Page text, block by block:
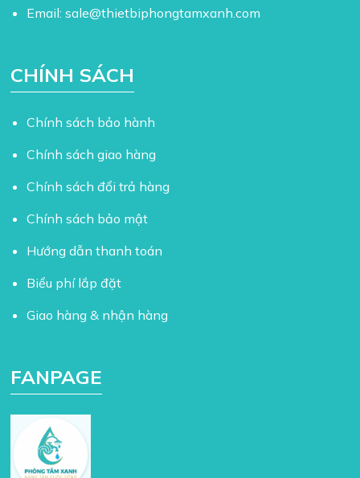
Email:sale@thietbiphongtamxanh.com
CHÍNH SÁCH
Chính sách bảo hành
Chính sách giao hàng
Chính sách đổi trả hàng
Chính sách bảo mật
Hướng dẫn thanh toán
Biểu phí lắp đặt
Giao hàng & nhận hàng
FANPAGE